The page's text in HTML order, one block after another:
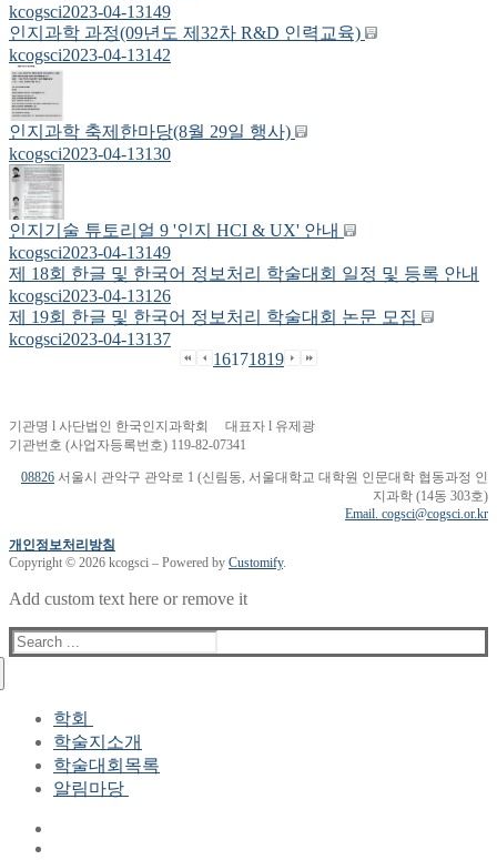
kcogsci2023-04-13149
인지과학 과정(09년도 제32차 R&D 인력교육)
kcogsci2023-04-13142
인지과학 축제한마당(8월 29일 행사)
kcogsci2023-04-13130
인지기술 튜토리얼 9 '인지 HCI & UX' 안내
kcogsci2023-04-13149
제 18회 한글 및 한국어 정보처리 학술대회 일정 및 등록 안내
kcogsci2023-04-13126
제 19회 한글 및 한국어 정보처리 학술대회 논문 모집
kcogsci2023-04-13137
16171819
기관명 l 사단법인 한국인지과학회 대표자 l 유제광
기관번호 (사업자등록번호) 119-82-07341
08826 서울시 관악구 관악로 1 (신림동, 서울대학교 대학원 인문대학 협동과정 인
지과학 (14동 303호)
Email. cogsci@cogsci.or.kr
개인정보처리방침
Copyright © 2026 kcogsci – Powered by Customify.
Add custom text here or remove it
Search
for:
학회
학회장 인사말
현 임원진
역대 임원진
학술지소개
학술대회목록
알림마당